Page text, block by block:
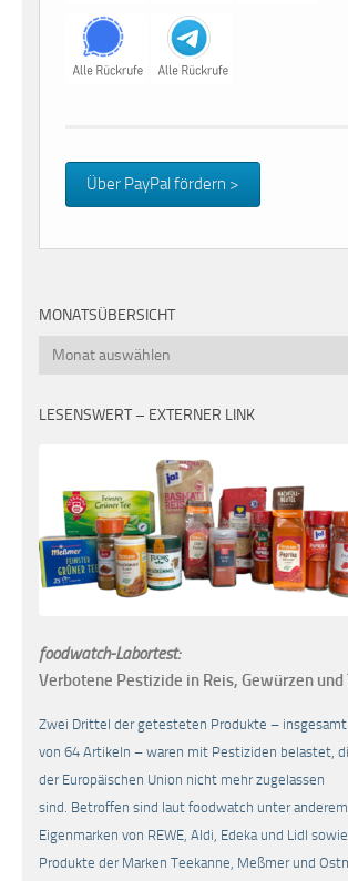
Über PayPal fördern >
MONATSÜBERSICHT
Monatsübersicht
LESENSWERT – EXTERNER LINK
foodwatch-Labortest:
Verbotene Pestizide in Reis, Gewürzen und
Zwei Drittel der getesteten Produkte –
von 64 Artikeln – waren mit Pestiziden belastet,
der Europäischen Union nicht mehr zugelassen
sind. Betroffen sind laut foodwatch unter anderem
Eigenmarken von REWE, Aldi, Edeka und Lidl sowie
Produkte der Marken Teekanne, Meßmer und